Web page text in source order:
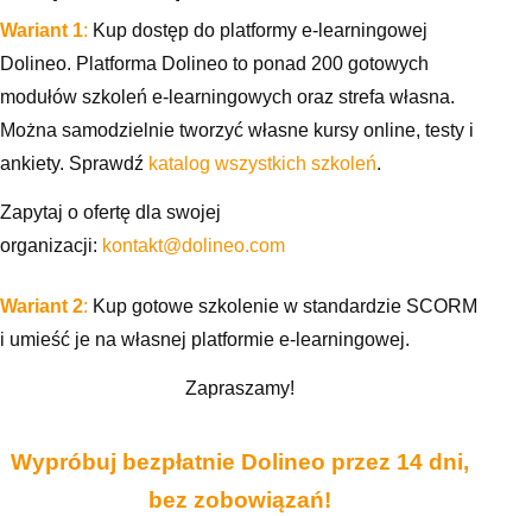
Wariant 1: Kup dostęp do platformy e-learningowej
Dolineo. Platforma Dolineo to ponad 200 gotowych
modułów szkoleń e-learningowych oraz strefa własna.
Można samodzielnie tworzyć własne kursy online, testy i
ankiety. Sprawdź katalog wszystkich szkoleń.
Zapytaj o ofertę dla swojej
organizacji: kontakt@dolineo.com
Wariant 2: Kup gotowe szkolenie w standardzie SCORM
i umieść je na własnej platformie e-learningowej.
Zapraszamy!
Wypróbuj bezpłatnie Dolineo przez 14 dni,
bez zobowiązań!